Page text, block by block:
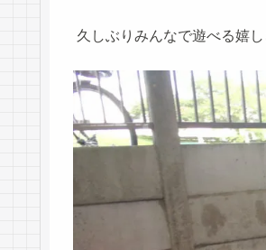
久しぶりみんなで遊べる嬉